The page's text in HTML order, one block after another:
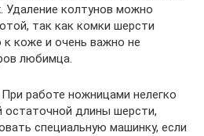
колтунов можно
так как комки шерсти
коже и очень важно не
любимца.
работе ножницами нелегко
остаточной длины шерсти,
специальную машинку, если